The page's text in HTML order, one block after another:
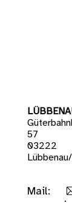
57
03222
Mail: